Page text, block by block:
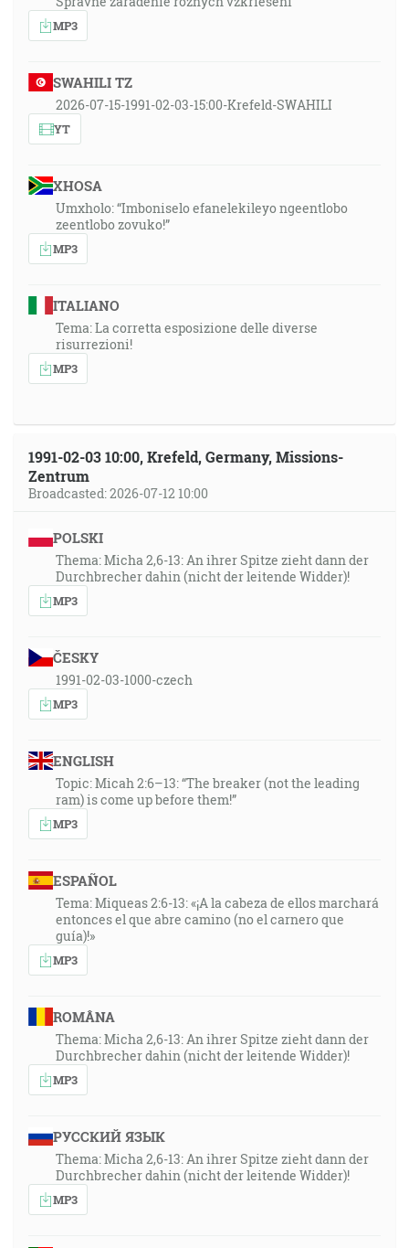
MP3
SWAHILI TZ
2026-07-15-1991-02-03-15:00-Krefeld-SWAHILI
YT
XHOSA
Umxholo: “Imboniselo efanelekileyo ngeentlobo
zeentlobo zovuko!”
MP3
ITALIANO
Tema: La corretta esposizione delle diverse
risurrezioni!
MP3
1991-02-03 10:00, Krefeld, Germany, Missions-
Zentrum
Broadcasted: 2026-07-12 10:00
POLSKI
Thema: Micha 2,6-13: An ihrer Spitze zieht dann der
Durchbrecher dahin (nicht der leitende Widder)!
MP3
ČESKY
1991-02-03-1000-czech
MP3
ENGLISH
Topic: Micah 2:6–13: “The breaker (not the leading
ram) is come up before them!”
MP3
ESPAÑOL
Tema: Miqueas 2:6-13: «¡A la cabeza de ellos marchará
entonces el que abre camino (no el carnero que
guía)!»
MP3
ROMÂNA
Thema: Micha 2,6-13: An ihrer Spitze zieht dann der
Durchbrecher dahin (nicht der leitende Widder)!
MP3
РУССКИЙ ЯЗЫК
Thema: Micha 2,6-13: An ihrer Spitze zieht dann der
Durchbrecher dahin (nicht der leitende Widder)!
MP3